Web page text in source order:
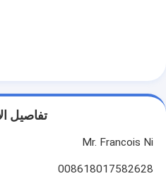
اتصل بنا
أخبار
تفاصيل
Mr. Francois Ni
008618017582628